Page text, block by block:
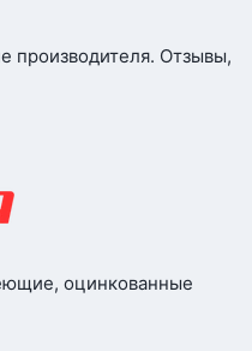
производителя. Отзывы,
оцинкованные